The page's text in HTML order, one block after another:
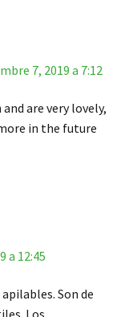
7, 2019 a 7:12
are very lovely,
in the future
a 12:45
Son de